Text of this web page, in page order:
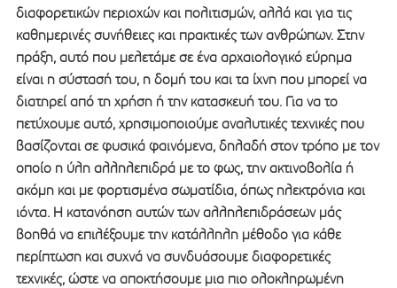
διαφορετικών περιοχών και πολιτισμών, αλλά και για τις
καθημερινές συνήθειες και πρακτικές των ανθρώπων. Στην
πράξη, αυτό που μελετάμε σε ένα αρχαιολογικό εύρημα
είναι η σύστασή του, η δομή του και τα ίχνη που μπορεί να
διατηρεί από τη χρήση ή την κατασκευή του. Για να το
πετύχουμε αυτό, χρησιμοποιούμε αναλυτικές τεχνικές που
βασίζονται σε φυσικά φαινόμενα, δηλαδή στον τρόπο με τον
οποίο η ύλη αλληλεπιδρά με το φως, την ακτινοβολία ή
ακόμη και με φορτισμένα σωματίδια, όπως ηλεκτρόνια και
ιόντα. Η κατανόηση αυτών των αλληλεπιδράσεων μάς
βοηθά να επιλέξουμε την κατάλληλη μέθοδο για κάθε
περίπτωση και συχνά να συνδυάσουμε διαφορετικές
τεχνικές, ώστε να αποκτήσουμε μια πιο ολοκληρωμένη